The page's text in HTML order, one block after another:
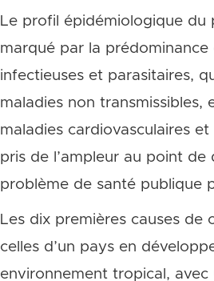
Le profil épidémiologique du
marqué par la prédominance
infectieuses et parasitaires,
maladies non transmissibles,
maladies cardiovasculaires
pris de l’ampleur au point de
problème de santé publique
Les dix premières causes de
celles d’un pays en
environnement tropical, avec